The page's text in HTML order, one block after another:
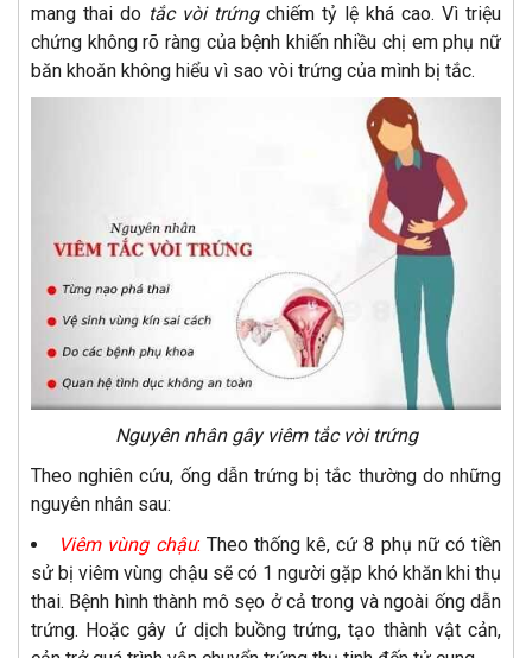
mang thai do tắc vòi trứngchiếm tỷ lệ khá cao. Vì triệu
chứng không rõ ràng của bệnh khiến nhiều chị em phụ nữ
băn khoăn không hiểu vì sao vòi trứng của mình bị tắc.
Nguyên nhân gây viêm tắc vòi trứng
Theo nghiên cứu, ống dẫn trứng bị tắc thường do những
nguyên nhân sau:
Viêm vùng chậu: Theo thống kê, cứ 8 phụ nữ có tiền
sử bị viêm vùng chậu sẽ có 1 người gặp khó khăn khi thụ
thai. Bệnh hình thành mô sẹo ở cả trong và ngoài ống dẫn
trứng. Hoặc gây ứ dịch buồng trứng, tạo thành vật cản,